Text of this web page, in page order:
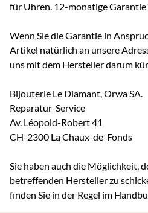
für Uhren. 12-monatige Garantie
Wenn Sie die Garantie in
Artikel natürlich an unsere
uns mit dem Hersteller darum
Bijouterie Le Diamant, Orwa SA.
Reparatur-Service
Av. Léopold-Robert 41
CH-2300 La Chaux-de-Fonds
Sie haben auch die Möglichkeit,
betreffenden Hersteller zu
finden Sie in der Regel im